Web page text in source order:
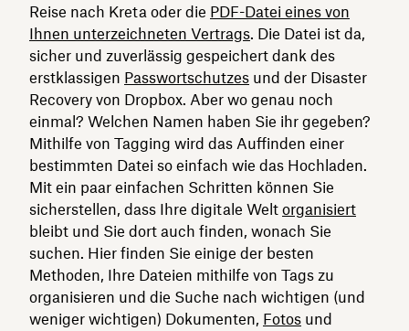
Reise nach Kreta oder die PDF-Datei eines von
Ihnen unterzeichneten Vertrags. Die Datei ist da,
sicher und zuverlässig gespeichert dank des
erstklassigen Passwortschutzes und der Disaster
Recovery von Dropbox. Aber wo genau noch
einmal? Welchen Namen haben Sie ihr gegeben?
Mithilfe von Tagging wird das Auffinden einer
bestimmten Datei so einfach wie das Hochladen.
Mit ein paar einfachen Schritten können Sie
sicherstellen, dass Ihre digitale Welt organisiert
bleibt und Sie dort auch finden, wonach Sie
suchen. Hier finden Sie einige der besten
Methoden, Ihre Dateien mithilfe von Tags zu
organisieren und die Suche nach wichtigen (und
weniger wichtigen) Dokumenten, Fotos und